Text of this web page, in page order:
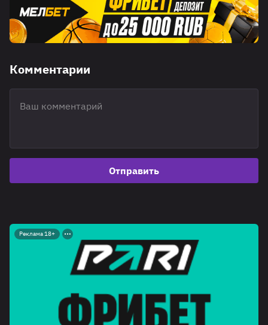
Комментарии
Отправить
Реклама 18+